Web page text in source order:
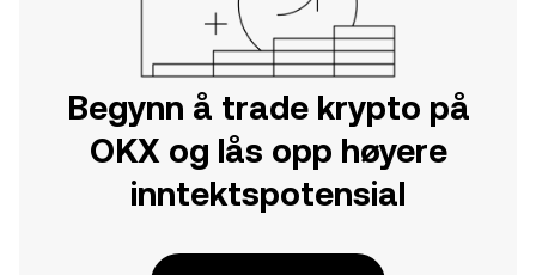
Begynn å trade krypto på
OKX og lås opp høyere
inntektspotensial